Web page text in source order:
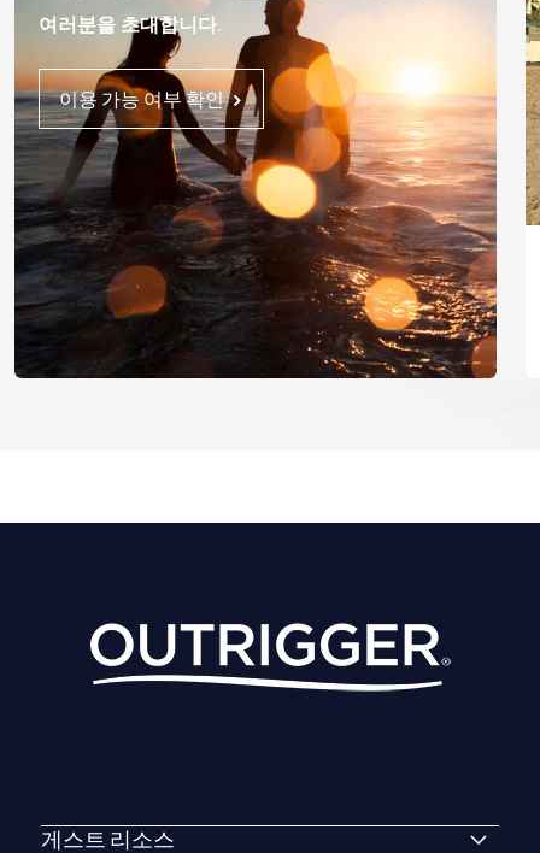
여러분을 초대합니다.
이용 가능 여부 확인
게스트 리소스